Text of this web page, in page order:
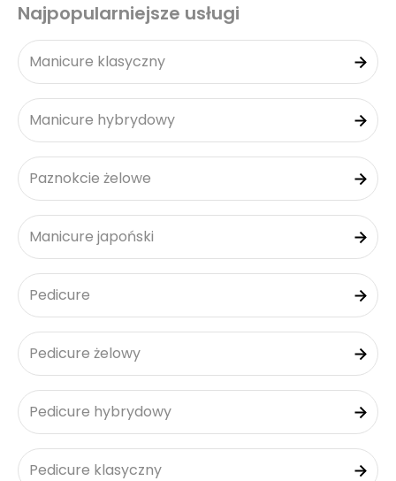
Najpopularniejsze usługi
Manicure klasyczny
Manicure hybrydowy
Paznokcie żelowe
Manicure japoński
Pedicure
Pedicure żelowy
Pedicure hybrydowy
Pedicure klasyczny